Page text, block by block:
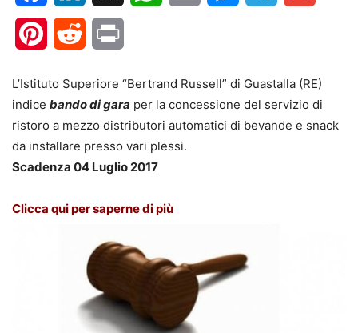
PinterestReddit
L’Istituto Superiore “Bertrand Russell” di Guastalla (RE)
indice bando di gara per la concessione del servizio di
ristoro a mezzo distributori automatici di bevande e snack
da installare presso vari plessi.
Scadenza 04 Luglio 2017
Clicca qui per saperne di più